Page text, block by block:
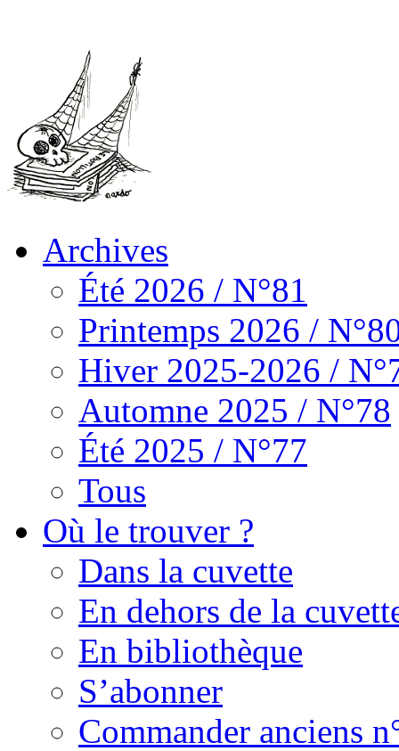
Archives
Été 2026 / N°81
Printemps 2026 /
Hiver 2025-2026 /
Automne 2025 / N°78
Été 2025 / N°77
Tous
Où le trouver ?
Dans la cuvette
En dehors de la
En bibliothèque
S’abonner
Commander anciens